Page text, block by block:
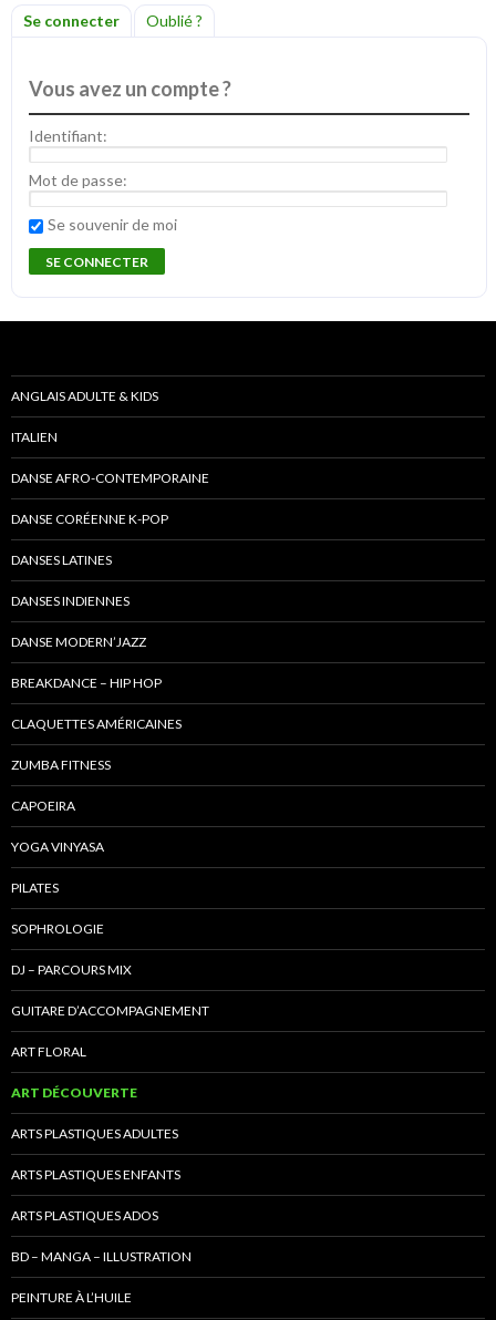
Se connecter Oublié ?
Vous avez un compte ?
Identifiant:
Mot de passe:
Se souvenir de moi
ANGLAIS ADULTE & KIDS
ITALIEN
DANSE AFRO-CONTEMPORAINE
DANSE CORÉENNE K-POP
DANSES LATINES
DANSES INDIENNES
DANSE MODERN’JAZZ
BREAKDANCE – HIP HOP
CLAQUETTES AMÉRICAINES
ZUMBA FITNESS
CAPOEIRA
YOGA VINYASA
PILATES
SOPHROLOGIE
DJ – PARCOURS MIX
GUITARE D’ACCOMPAGNEMENT
ART FLORAL
ART DÉCOUVERTE
ARTS PLASTIQUES ADULTES
ARTS PLASTIQUES ENFANTS
ARTS PLASTIQUES ADOS
BD – MANGA – ILLUSTRATION
PEINTURE À L’HUILE